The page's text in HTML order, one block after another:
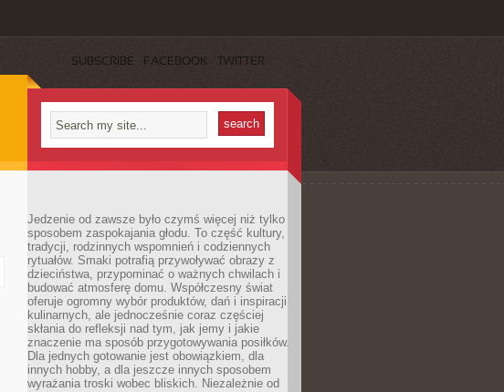
SUBSCRIBE FACEBOOK TWITTER
Jedzenie od zawsze było czymś więcej niż tylko
sposobem zaspokajania głodu. To część kultury,
tradycji, rodzinnych wspomnień i codziennych
rytuałów. Smaki potrafią przywoływać obrazy z
dzieciństwa, przypominać o ważnych chwilach i
budować atmosferę domu. Współczesny świat
oferuje ogromny wybór produktów, dań i inspiracji
kulinarnych, ale jednocześnie coraz częściej
skłania do refleksji nad tym, jak jemy i jakie
znaczenie ma sposób przygotowywania posiłków.
Dla jednych gotowanie jest obowiązkiem, dla
innych hobby, a dla jeszcze innych sposobem
wyrażania troski wobec bliskich. Niezależnie od